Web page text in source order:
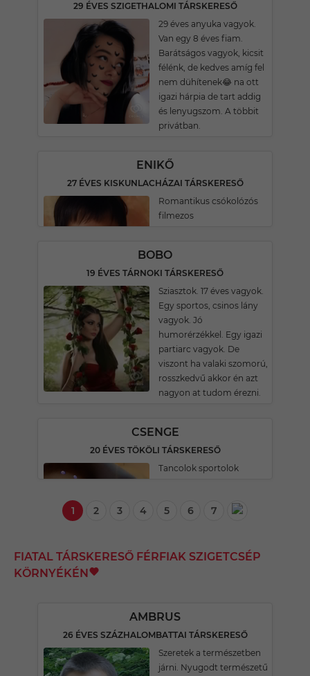
29 ÉVES SZIGETHALOMI TÁRSKERESŐ
29 éves anyuka vagyok.
Van egy 8 éves fiam.
Barátságos vagyok, kicsit
félénk, de kedves amíg fel
nem dühítenek😂 na ott
igazi hárpia de tart addig
és lenyugszom. A többit
privátban.
ENIKŐ
27 ÉVES KISKUNLACHÁZAI TÁRSKERESŐ
Romantikus csókolózós
filmezos
BOBO
19 ÉVES TÁRNOKI TÁRSKERESŐ
Sziasztok. 17 éves vagyok.
Egy sportos, csinos lány
vagyok. Jó
humorérzékkel. Egy igazi
partiarc vagyok. De
viszont ha valaki szomorú,
rosszkedvű akkor én azt
nagyon at tudom érezni.
CSENGE
20 ÉVES TÖKÖLI TÁRSKERESŐ
Tancolok sportolok
1 2 3 4 5 6 7
FIATAL TÁRSKERESŐ FÉRFIAK SZIGETCSÉP
KÖRNYÉKÉN
AMBRUS
26 ÉVES SZÁZHALOMBATTAI TÁRSKERESŐ
Szeretek a természetben
járni. Nyugodt természetű